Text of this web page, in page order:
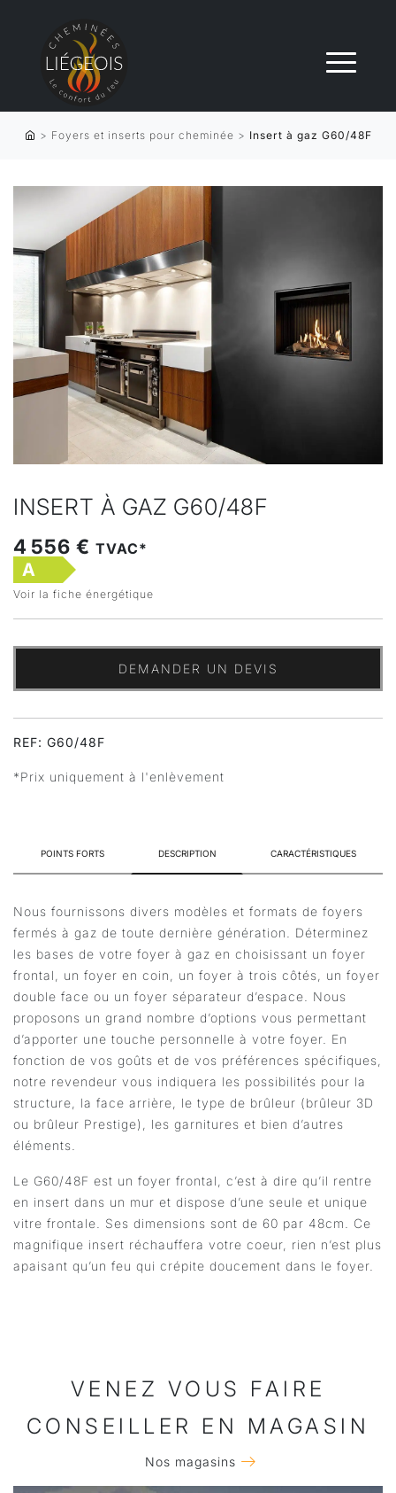
> Foyers et inserts pour cheminée > Insert à gaz G60/48F
INSERT À GAZ G60/48F
4 556 € TVAC*
A
Voir la fiche énergétique
DEMANDER UN DEVIS
REF: G60/48F
*Prix uniquement à l'enlèvement
POINTS FORTS DESCRIPTION CARACTÉRISTIQUES
Nous fournissons divers modèles et formats de foyers
fermés à gaz de toute dernière génération. Déterminez
les bases de votre foyer à gaz en choisissant un foyer
frontal, un foyer en coin, un foyer à trois côtés, un foyer
double face ou un foyer séparateur d’espace. Nous
proposons un grand nombre d’options vous permettant
d’apporter une touche personnelle à votre foyer. En
fonction de vos goûts et de vos préférences spécifiques,
notre revendeur vous indiquera les possibilités pour la
structure, la face arrière, le type de brûleur (brûleur 3D
ou brûleur Prestige), les garnitures et bien d’autres
éléments.
Le G60/48F est un foyer frontal, c’est à dire qu’il rentre
en insert dans un mur et dispose d’une seule et unique
vitre frontale. Ses dimensions sont de 60 par 48cm. Ce
magnifique insert réchauffera votre coeur, rien n’est plus
apaisant qu’un feu qui crépite doucement dans le foyer.
VENEZ VOUS FAIRE
CONSEILLER EN MAGASIN
Nos magasins